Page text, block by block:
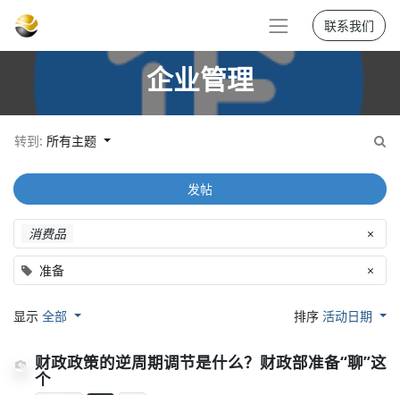
联系我们
企业管理
转到: 所有主题
消费品 ×
准备 ×
发帖
显示 全部 排序活动日期
财政政策的逆周期调节是什么？财政部准备“聊”这
个